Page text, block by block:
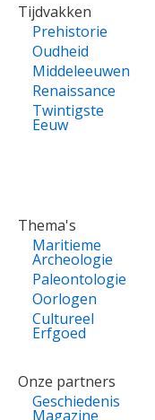
Tijdvakken
Prehistorie
Oudheid
Middeleeuwen
Renaissance
Twintigste
Eeuw
Thema's
Maritieme
Archeologie
Paleontologie
Oorlogen
Cultureel
Erfgoed
Onze partners
Geschiedenis
Magazine